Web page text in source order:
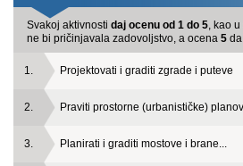
Svakoj aktivnosti daj ocenu od 1 do 5, kao
ne bi pričinjavala zadovoljstvo, a ocena 5
1. Projektovati i graditi zgrade i puteve
2. Praviti prostorne (urbanističke)
3. Planirati i graditi mostove i brane...